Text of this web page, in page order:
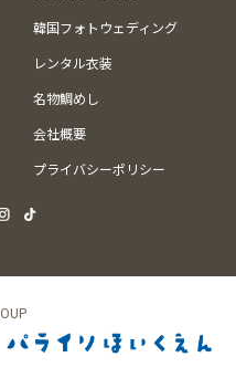
韓国フォトウェディング
レンタル衣装
名物鯛めし
会社概要
プライバシーポリシー